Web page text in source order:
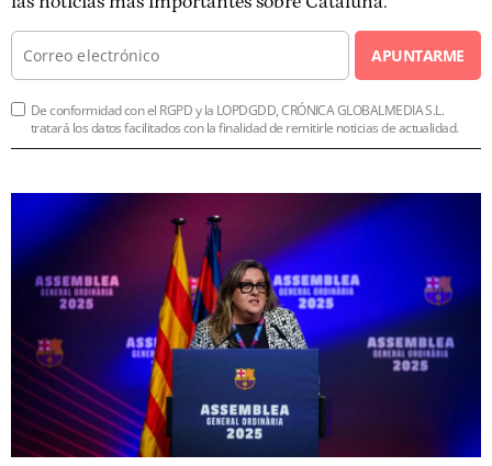
APUNTARME
De conformidad con el RGPD y la LOPDGDD, CRÓNICA GLOBALMEDIA S.L.
tratará los datos facilitados con la finalidad de remitirle noticias de actualidad.